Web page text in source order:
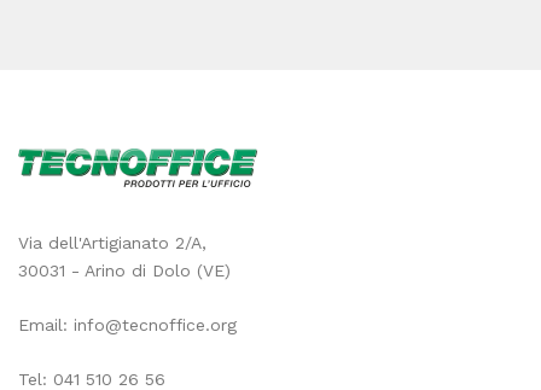
Via dell'Artigianato 2/A,
30031 - Arino di Dolo (VE)
Email: info@tecnoffice.org
Tel: 041 510 26 56